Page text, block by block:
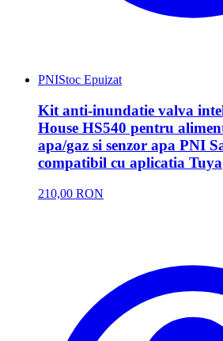
PNIStoc Epuizat
Kit anti-inundatie valva
House HS540 pentru
apa/gaz si senzor apa PNI
compatibil cu aplicatia Tuya
210,00 RON